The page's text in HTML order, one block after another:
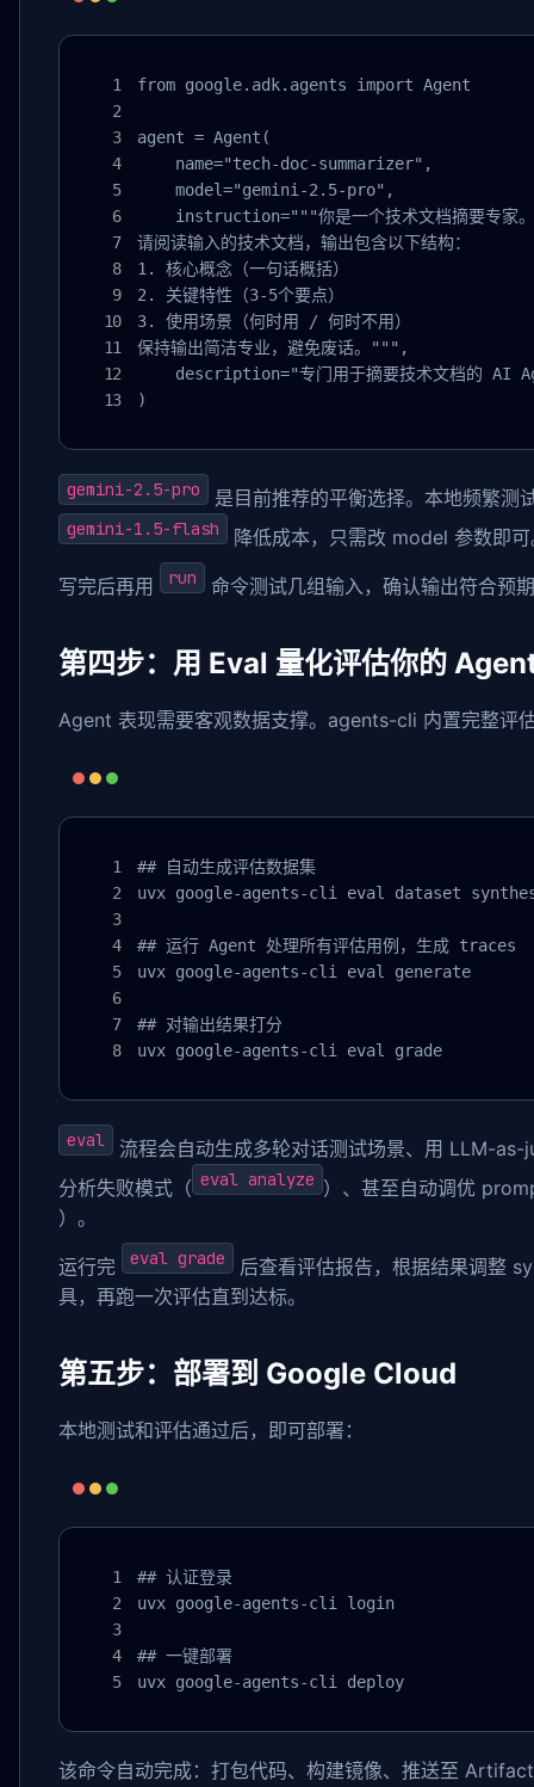
from google.adk.agents import Agent
agent = Agent(
    name="tech-doc-summarizer",
    model="gemini-2.5-pro",
    instruction="""你是一个技术文档摘要专家。
请阅读输入的技术文档，输出包含以下结构：
1. 核心概念（一句话概括）
2. 关键特性（3-5个要点）
3. 使用场景（何时用 / 何时不用）
保持输出简洁专业，避免废话。""",
description="专门用于摘要技术文档的 AI
)
gemini-2.5-pro 是目前推荐的平衡选择。本地频繁测
gemini-1.5-flash 降低成本，只需改 model 参数即
写完后再用 run 命令测试几组输入，确认输出符合预
第四步：用 Eval 量化评估你的
Agent 表现需要客观数据支撑。agents-cli 内置完整评
## 自动生成评估数据集
uvx google-agents-cli eval dataset
## 运行 Agent 处理所有评估用例，生成 traces
uvx google-agents-cli eval generate
## 对输出结果打分
uvx google-agents-cli eval grade
eval
流程会自动生成多轮对话测试场景、用 LLM-
分析失败模式（ eval analyze ）、甚至自动调优
）。
运行完 eval grade
后查看评估报告，根据结果调整
具，再跑一次评估直到达标。
第五步：部署到 Google Cloud
本地测试和评估通过后，即可部署：
## 认证登录
uvx google-agents-cli login
## 一键部署
uvx google-agents-cli deploy
该命令自动完成：打包代码、构建镜像、推送至